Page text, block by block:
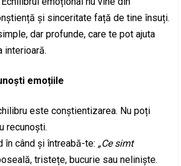
și sinceritate față de tine însuți.
dar profunde, care te pot ajuta
interioară.
emoțiile
este conștientizarea. Nu poți
recunoști.
în când și întreabă-te: „Ce simt
tristețe, bucurie sau neliniște.